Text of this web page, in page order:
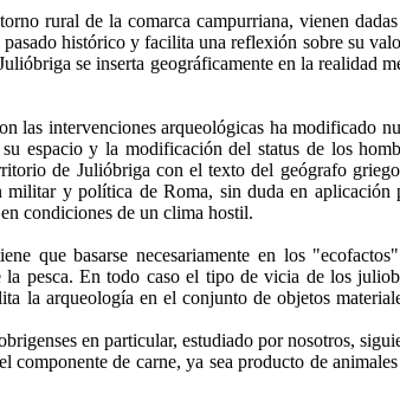
rural de la comarca campurriana, vienen
histórico y facilita una reflexión sobre su
se inserta geográficamente en la realidad
las intervenciones arqueológicas ha modificado
espacio y la modificación del status de los
de Julióbriga con el texto del geógrafo
y política de Roma, sin duda en
condiciones de un clima hostil.
que basarse necesariamente en los
pesca. En todo caso el tipo de vicia de los
la arqueología en el conjunto de objetos
en particular, estudiado por nosotros,
de carne, ya sea producto de